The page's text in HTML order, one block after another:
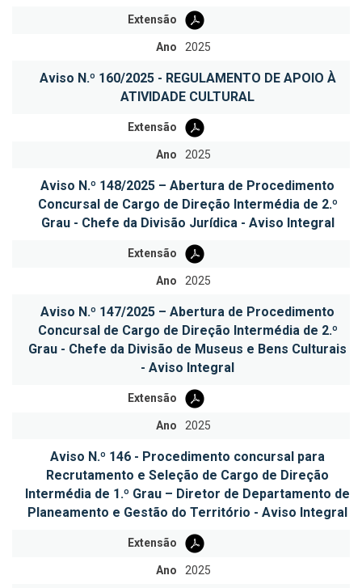
Extensão
Ano 2025
Aviso N.º 160/2025 - REGULAMENTO DE APOIO À
ATIVIDADE CULTURAL
Extensão
Ano 2025
Aviso N.º 148/2025 – Abertura de Procedimento
Concursal de Cargo de Direção Intermédia de 2.º
Grau - Chefe da Divisão Jurídica - Aviso Integral
Extensão
Ano 2025
Aviso N.º 147/2025 – Abertura de Procedimento
Concursal de Cargo de Direção Intermédia de 2.º
Grau - Chefe da Divisão de Museus e Bens Culturais
- Aviso Integral
Extensão
Ano 2025
Aviso N.º 146 - Procedimento concursal para
Recrutamento e Seleção de Cargo de Direção
Intermédia de 1.º Grau – Diretor de Departamento de
Planeamento e Gestão do Território - Aviso Integral
Extensão
Ano 2025